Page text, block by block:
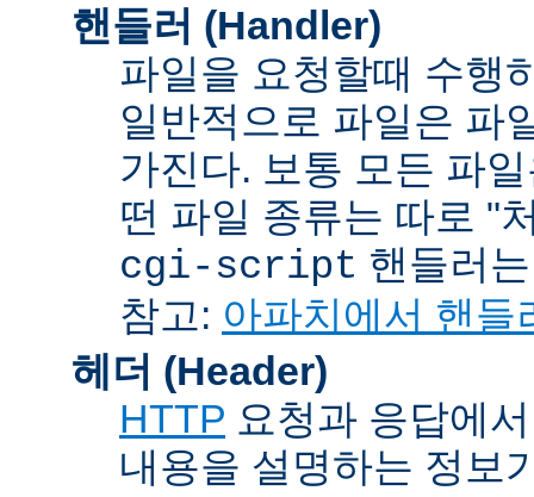
핸들러 (Handler)
파일을 요청할때 수행
일반적으로 파일은 파
가진다. 보통 모든 파
떤 파일 종류는 따로 "
cgi-script 핸들러
참고: 아파치에서 핸들
헤더 (Header)
HTTP 요청과 응답에
내용을 설명하는 정보